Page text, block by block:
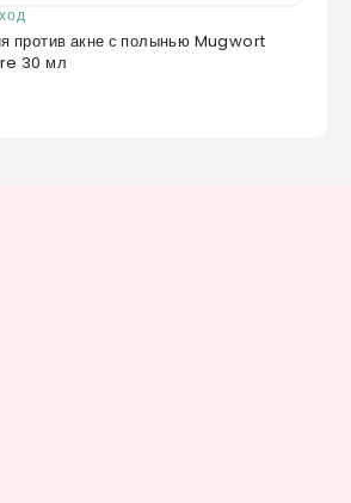
против акне с полынью Mugwort
30 мл